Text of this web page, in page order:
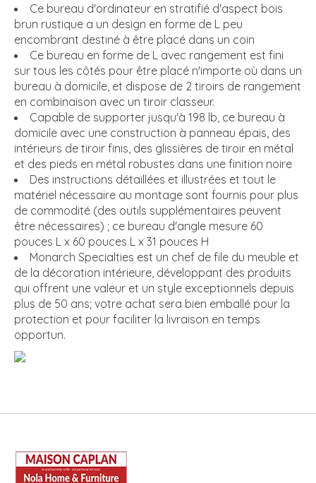
Ce bureau d'ordinateur en stratifié d'aspect bois
brun rustique a un design en forme de L peu
encombrant destiné à être placé dans un coin
Ce bureau en forme de L avec rangement est fini
sur tous les côtés pour être placé n'importe où dans un
bureau à domicile, et dispose de 2 tiroirs de rangement
en combinaison avec un tiroir classeur.
Capable de supporter jusqu'à 198 lb, ce bureau à
domicile avec une construction à panneau épais, des
intérieurs de tiroir finis, des glissières de tiroir en métal
et des pieds en métal robustes dans une finition noire
Des instructions détaillées et illustrées et tout le
matériel nécessaire au montage sont fournis pour plus
de commodité (des outils supplémentaires peuvent
être nécessaires) ; ce bureau d'angle mesure 60
pouces L x 60 pouces L x 31 pouces H
Monarch Specialties est un chef de file du meuble et
de la décoration intérieure, développant des produits
qui offrent une valeur et un style exceptionnels depuis
plus de 50 ans; votre achat sera bien emballé pour la
protection et pour faciliter la livraison en temps
opportun.